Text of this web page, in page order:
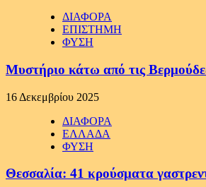
ΔΙΑΦΟΡΑ
ΕΠΙΣΤΗΜΗ
ΦΥΣΗ
Μυστήριο κάτω από τις
16 Δεκεμβρίου 2025
ΔΙΑΦΟΡΑ
ΕΛΛΑΔΑ
ΦΥΣΗ
Θεσσαλία: 41 κρούσματα